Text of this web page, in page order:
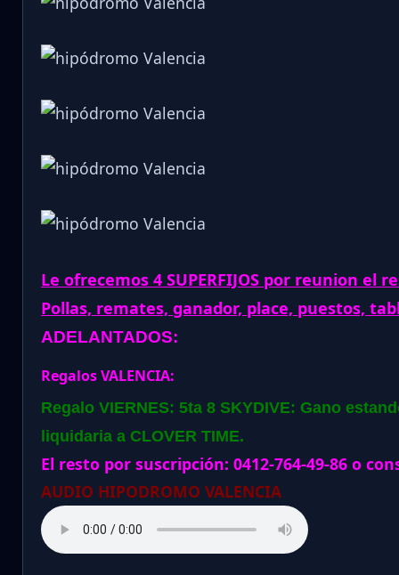
Le ofrecemos 4 SUPERFIJOS por reunion el
Pollas, remates, ganador, place, puestos,
ADELANTADOS:
Regalos VALENCIA:
Regalo VIERNES: 5ta 8 SKYDIVE: Gano
liquidaria a CLOVER TIME.
El resto por suscripción: 0412-764-49-86 o
AUDIO HIPODROMO VALENCIA